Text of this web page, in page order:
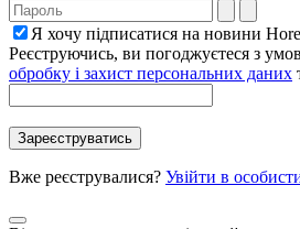
Я хочу підписатися на новини
Реєструючись, ви погоджуєтеся з
обробку і захист персональних даних
Вже реєструвалися? Увійти в